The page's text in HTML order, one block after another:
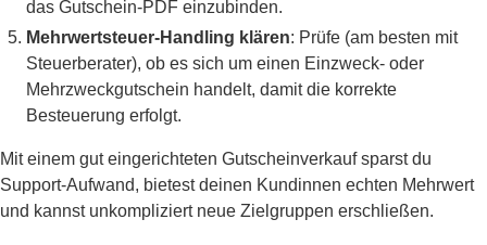
das Gutschein-PDF einzubinden.
Mehrwertsteuer-Handling klären: Prüfe (am besten mit
Steuerberater), ob es sich um einen Einzweck- oder
Mehrzweckgutschein handelt, damit die korrekte
Besteuerung erfolgt.
Mit einem gut eingerichteten Gutscheinverkauf sparst du
Support-Aufwand, bietest deinen Kundinnen echten Mehrwert
und kannst unkompliziert neue Zielgruppen erschließen.